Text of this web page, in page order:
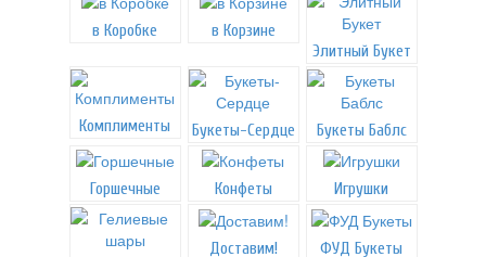
в Коробке
в Корзине
Элитный Букет
Комплименты Букеты-Сердце Букеты Баблс
Горшечные Конфеты Игрушки
Доставим! ФУД Букеты